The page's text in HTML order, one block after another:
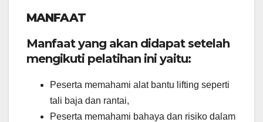
MANFAAT
Manfaat yang akan didapat setelah
mengikuti pelatihan ini yaitu:
Peserta memahami alat bantu lifting seperti
tali baja dan rantai,
Peserta memahami bahaya dan risiko dalam